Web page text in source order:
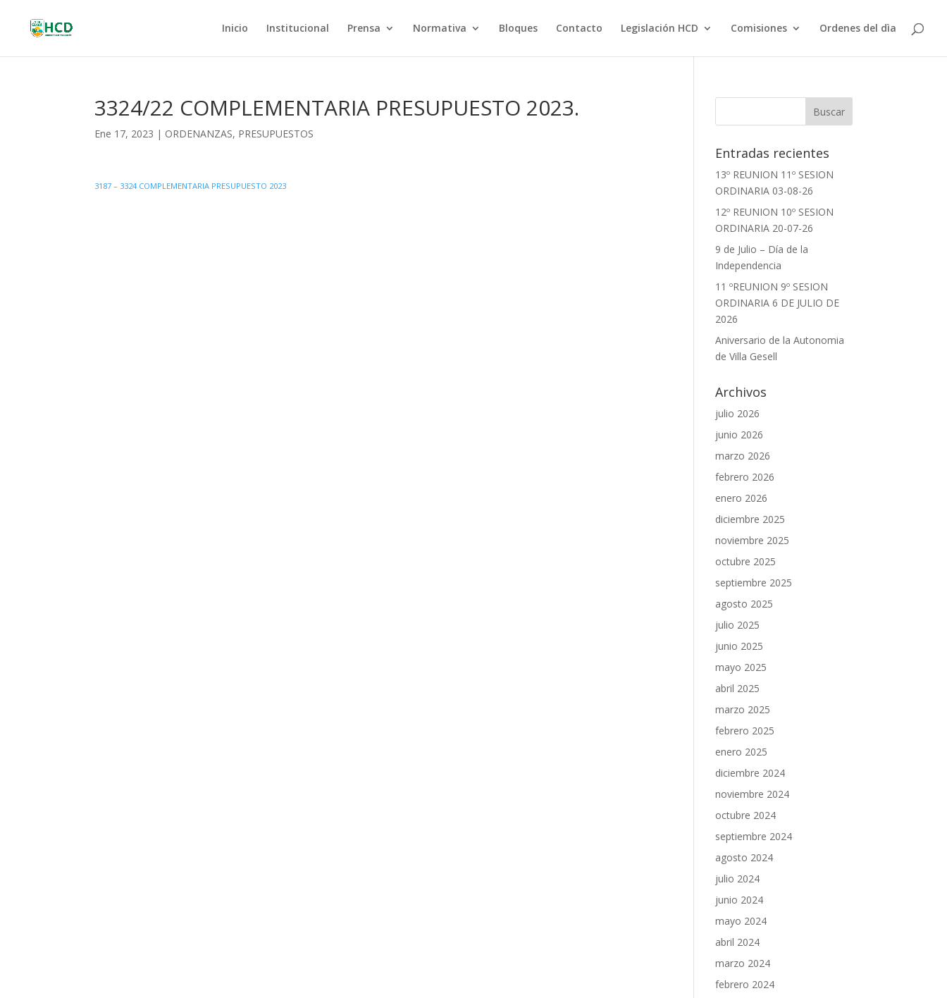
Inicio Institucional Prensa Normativa Bloques Contacto Legislación HCD Comisiones Ordenes del dìa
3324/22 COMPLEMENTARIA PRESUPUESTO 2023.
Ene 17, 2023 | ORDENANZAS, PRESUPUESTOS
3187 – 3324 COMPLEMENTARIA PRESUPUESTO 2023
Entradas recientes
13º REUNION 11º SESION
ORDINARIA 03-08-26
12º REUNION 10º SESION
ORDINARIA 20-07-26
9 de Julio – Día de la
Independencia
11 ºREUNION 9º SESION
ORDINARIA 6 DE JULIO DE
2026
Aniversario de la Autonomia
de Villa Gesell
Archivos
julio 2026
junio 2026
marzo 2026
febrero 2026
enero 2026
diciembre 2025
noviembre 2025
octubre 2025
septiembre 2025
agosto 2025
julio 2025
junio 2025
mayo 2025
abril 2025
marzo 2025
febrero 2025
enero 2025
diciembre 2024
noviembre 2024
octubre 2024
septiembre 2024
agosto 2024
julio 2024
junio 2024
mayo 2024
abril 2024
marzo 2024
febrero 2024